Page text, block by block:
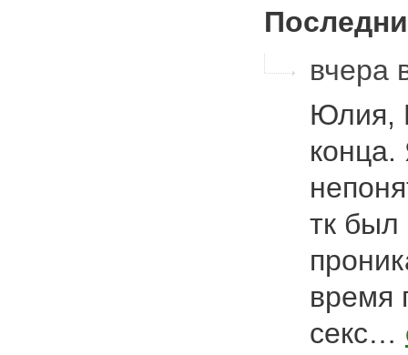
вчера
Юлия,
конца.
тк был
время
секс…